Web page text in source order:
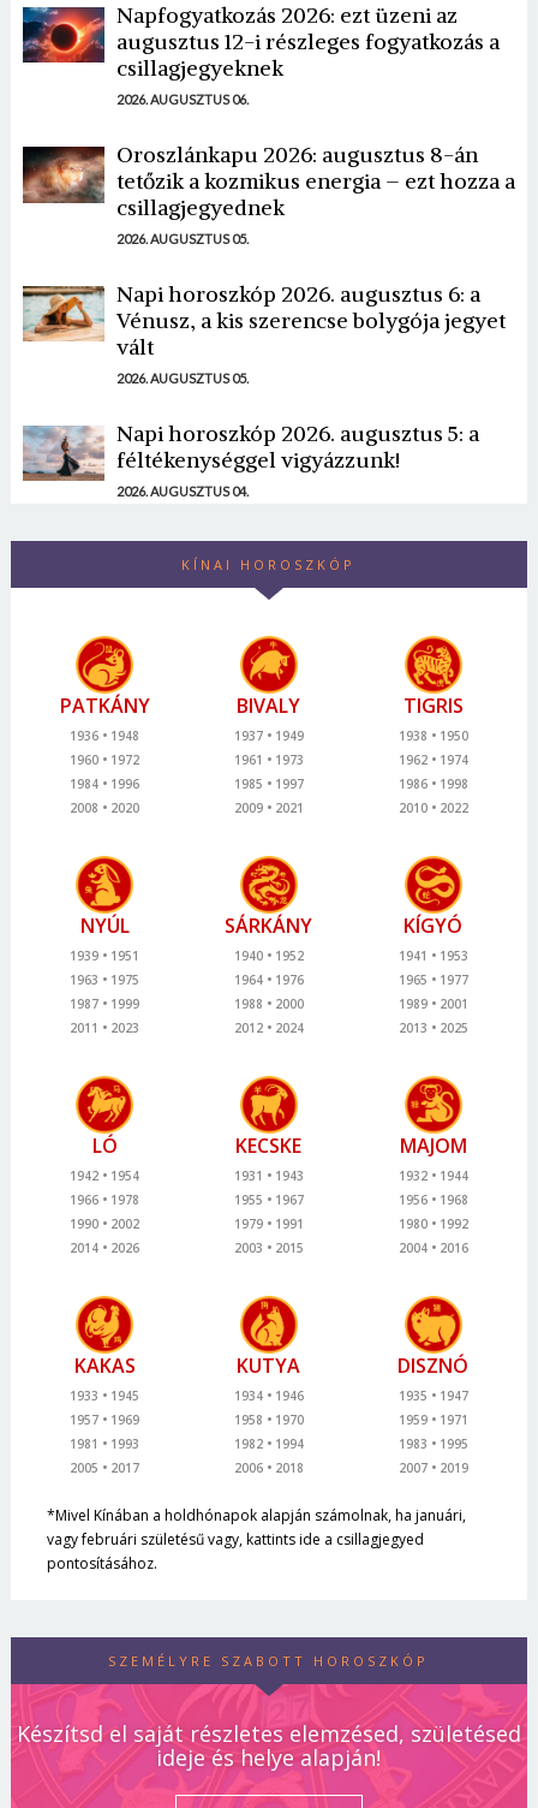
Napfogyatkozás 2026: ezt üzeni az
augusztus 12-i részleges fogyatkozás a
csillagjegyeknek
2026. AUGUSZTUS 06.
Oroszlánkapu 2026: augusztus 8-án
tetőzik a kozmikus energia – ezt hozza a
csillagjegyednek
2026. AUGUSZTUS 05.
Napi horoszkóp 2026. augusztus 6: a
Vénusz, a kis szerencse bolygója jegyet
vált
2026. AUGUSZTUS 05.
Napi horoszkóp 2026. augusztus 5: a
féltékenységgel vigyázzunk!
2026. AUGUSZTUS 04.
KÍNAI HOROSZKÓP
PATKÁNY
1936
1948
1960
1972
1984
1996
2008
2020
BIVALY
1937
1949
1961
1973
1985
1997
2009
2021
TIGRIS
1938
1950
1962
1974
1986
1998
2010
2022
NYÚL
1939
1951
1963
1975
1987
1999
2011
2023
SÁRKÁNY
1940
1952
1964
1976
1988
2000
2012
2024
KÍGYÓ
1941
1953
1965
1977
1989
2001
2013
2025
LÓ
1942
1954
1966
1978
1990
2002
2014
2026
KECSKE
1931
1943
1955
1967
1979
1991
2003
2015
MAJOM
1932
1944
1956
1968
1980
1992
2004
2016
KAKAS
1933
1945
1957
1969
1981
1993
2005
2017
KUTYA
1934
1946
1958
1970
1982
1994
2006
2018
DISZNÓ
1935
1947
1959
1971
1983
1995
2007
2019
*Mivel Kínában a holdhónapok alapján számolnak, ha januári,
vagy februári születésű vagy, kattints ide a csillagjegyed
pontosításához.
SZEMÉLYRE SZABOTT HOROSZKÓP
Készítsd el saját részletes elemzésed, születésed
ideje és helye alapján!